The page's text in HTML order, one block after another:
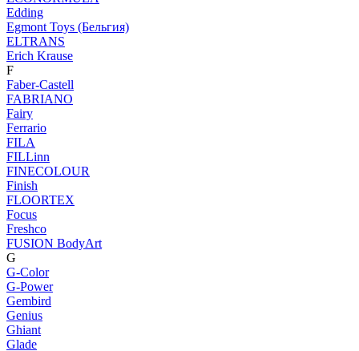
Edding
Egmont Toys (Бельгия)
ELTRANS
Erich Krause
F
Faber-Castell
FABRIANO
Fairy
Ferrario
FILA
FILLinn
FINECOLOUR
Finish
FLOORTEX
Focus
Freshco
FUSION BodyArt
G
G-Color
G-Power
Gembird
Genius
Ghiant
Glade